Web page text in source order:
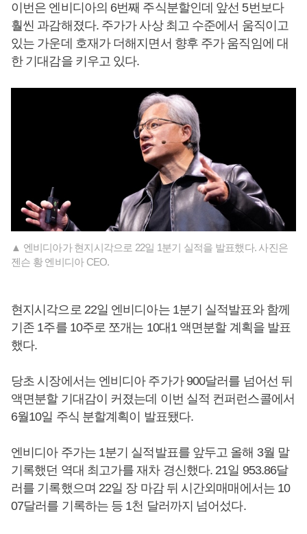
이번은 엔비디아의 6번째 주식분할인데 앞선 5번보다
훨씬 과감해졌다. 주가가 사상 최고 수준에서 움직이고
있는 가운데 호재가 더해지면서 향후 주가 움직임에 대
한 기대감을 키우고 있다.
▲ 엔비디아가 현지시각으로 22일 1분기 실적을 발표했다. 사진은
젠슨 황 엔비디아 CEO.
현지시각으로 22일 엔비디아는 1분기 실적발표와 함께
기존 1주를 10주로 쪼개는 10대1 액면분할 계획을 발표
했다.
당초 시장에서는 엔비디아 주가가 900달러를 넘어선 뒤
액면분할 기대감이 커졌는데 이번 실적 컨퍼런스콜에서
6월10일 주식 분할계획이 발표됐다.
엔비디아 주가는 1분기 실적발표를 앞두고 올해 3월 말
기록했던 역대 최고가를 재차 경신했다. 21일 953.86달
러를 기록했으며 22일 장 마감 뒤 시간외매매에서는 10
07달러를 기록하는 등 1천 달러까지 넘어섰다.